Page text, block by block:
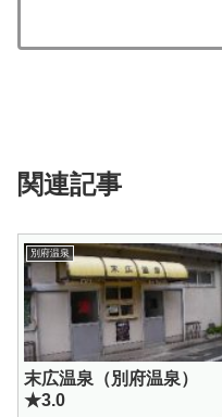
関連記事
別府温泉
末広温泉（別府温泉）
★3.0